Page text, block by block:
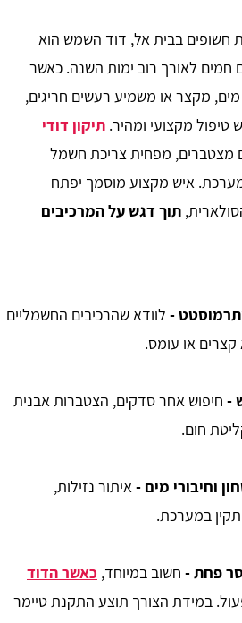
חשופים בבית אל, דוד השמש הוא
חמים לאורך רוב ימות השנה. כאשר
מקצר או משמיע רעשים חריגים,
מקצועי ומהיר. תיקון דודי
מצטברים, מפחית צריכת חשמל
איש מקצוע מוסמך יפתח
תוך דגש על המרכיבים
- לוודא שהרכיבים החשמליים
או עומס.
- חיפוש אחר סדקים, הצטברות אבנית
חום.
וחיבורי מים -איתור נזילות,
במערכת.
פחת - חשוב במיוחד, כאשר הדוד
במידת הצורך תוצע התקנת טיימר